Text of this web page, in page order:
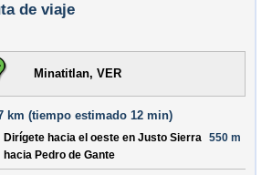
de viaje
Minatitlan, VER
km (tiempo estimado 12 min)
Dirígete hacia el oeste en Justo Sierra
hacia Pedro de Gante
550 m